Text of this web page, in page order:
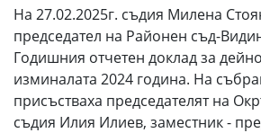
На 27.02.2025г. съдия Милена
председател на Районен съд-
Годишния отчетен доклад за
изминалата 2024 година. На
присъстваха председателят на
съдия Илия Илиев, заместник -